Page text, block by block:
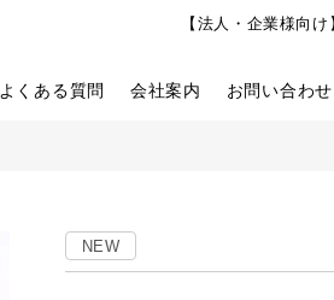
【法人・企業様向
よくある質問 会社案内 お問い合わせ
NEW